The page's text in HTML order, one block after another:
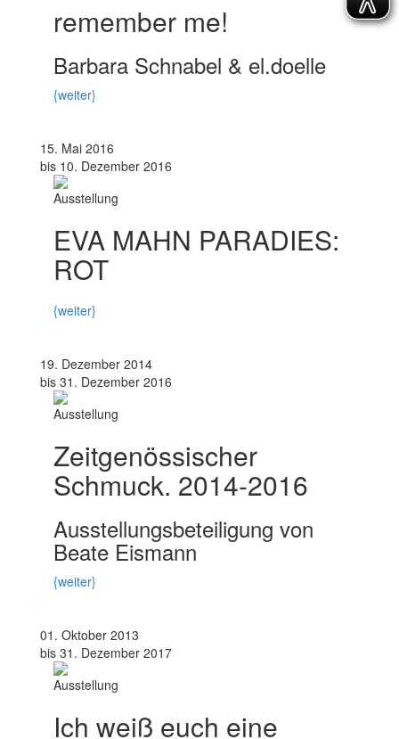
remember me!
Barbara Schnabel & el.doelle
{weiter}
15. Mai 2016
bis 10. Dezember 2016
Ausstellung
EVA MAHN PARADIES:
ROT
{weiter}
19. Dezember 2014
bis 31. Dezember 2016
Ausstellung
Zeitgenössischer
Schmuck. 2014-2016
Ausstellungsbeteiligung von
Beate Eismann
{weiter}
01. Oktober 2013
bis 31. Dezember 2017
Ausstellung
Ich weiß euch eine